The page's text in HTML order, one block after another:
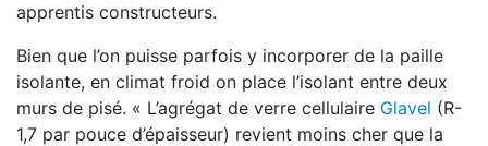
apprentis constructeurs.
Bien que l’on puisse parfois y incorporer de la paille
isolante, en climat froid on place l’isolant entre deux
murs de pisé. « L’agrégat de verre cellulaire Glavel (R-
1,7 par pouce d’épaisseur) revient moins cher que la